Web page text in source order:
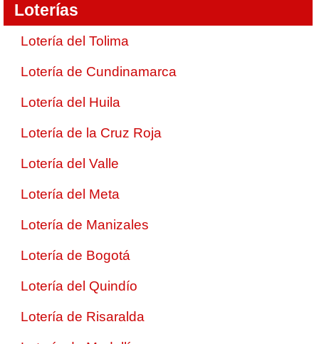
Loterías
Lotería del Tolima
Lotería de Cundinamarca
Lotería del Huila
Lotería de la Cruz Roja
Lotería del Valle
Lotería del Meta
Lotería de Manizales
Lotería de Bogotá
Lotería del Quindío
Lotería de Risaralda